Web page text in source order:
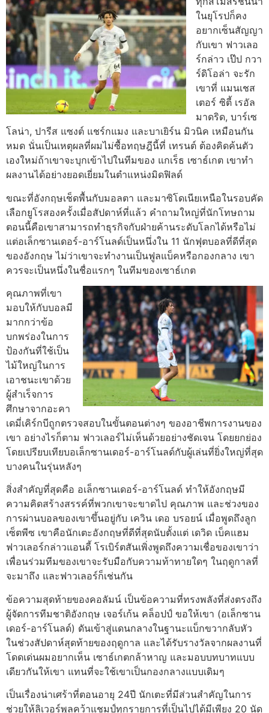
ในยุโรปก็คง
อยากเซ็นสัญญา
กับเขา ฟาวเลอ
ร์กล่าว เป๊ป กวา
ร์ดิโอล่า จะรัก
เขาที่ แมนเชส
เตอร์ ซิตี้ เรอัล
มาดริด, บาร์เซ
โลน่า, ปารีส แซงต์ แชร์กแมง และบาเยิร์น มิวนิค เหมือนกัน
หมด นั่นเป็นเหตุผลที่ผมไม่ซื้อทฤษฎีนี้ที่ เทรนต์ ต้องคิดค้นตัว
เองใหม่ถ้าเขาจะบุกเข้าไปในทีมของ แกเร็ธ เซาธ์เกต เขาทํา
ผลงานได้อย่างยอดเยี่ยมในตําแหน่งมิดฟิลด์
ขณะที่อังกฤษเช็ดพื้นกับมอลตา และมาซิโดเนียเหนือในรอบคัด
เลือกยูโรสองครั้งเมื่อสัปดาห์ที่แล้ว คําถามใหญ่ที่นักโทษถาม
ตอนนี้คือเขาสามารถทําธุรกิจกับฝ่ายค้านระดับโลกได้หรือไม่
แต่อเล็กซานเดอร์-อาร์โนลด์เป็นหนึ่งใน 11 นักฟุตบอลที่ดีที่สุด
ของอังกฤษ ไม่ว่าเขาจะทํางานเป็นฟูลแบ็คหรือกองกลาง เขา
ควรจะเป็นหนึ่งในชื่อแรกๆ ในทีมของเซาธ์เกต
คุณภาพที่เขา
มอบให้กับบอลมี
มากกว่าข้อ
บกพร่องในการ
ป้องกันที่ใช้เป็น
ไม้ใหญ่ในการ
เอาชนะเขาด้วย
ผู้สําเร็จการ
ศึกษาจากอะคา
เดมี่เคิร์กบีถูกตรวจสอบในขั้นตอนต่างๆ ของอาชีพการงานของ
เขา อย่างไรก็ตาม ฟาวเลอร์ไม่เห็นด้วยอย่างชัดเจน โดยยกย่อง
โดยเปรียบเทียบอเล็กซานเดอร์-อาร์โนลด์กับผู้เล่นที่ยิ่งใหญ่ที่สุด
บางคนในรุ่นหลังๆ
สิ่งสําคัญที่สุดคือ อเล็กซานเดอร์-อาร์โนลด์ ทําให้อังกฤษมี
ความคิดสร้างสรรค์ที่พวกเขาจะขาดไป คุณภาพ และช่วงของ
การผ่านบอลของเขาขึ้นอยู่กับ เควิน เดอ บรอยน์ เมื่อพูดถึงลูก
เซ็ตพีซ เขาคือนักเตะอังกฤษที่ดีที่สุดนับตั้งแต่ เดวิด เบ็คแฮม
ฟาวเลอร์กล่าวแอนดี้ โรเบิร์ตสันเพิ่งพูดถึงความเชื่อของเขาว่า
เพื่อนร่วมทีมของเขาจะรับมือกับความท้าทายใดๆ ในฤดูกาลที่
จะมาถึง และฟาวเลอร์ก็เช่นกัน
ข้อความสุดท้ายของคอลัมน์ เป็นข้อความที่ทรงพลังที่ส่งตรงถึง
ผู้จัดการทีมชาติอังกฤษ เจอร์เก้น คล็อปป์ ขอให้เขา (อเล็กซาน
เดอร์-อาร์โนลด์) ดันเข้าสู่แดนกลางในฐานะแบ็กขวากลับหัว
ในช่วงสัปดาห์สุดท้ายของฤดูกาล และได้รับรางวัลจากผลงานที่
โดดเด่นผมอยากเห็น เซาธ์เกตกล้าหาญ และมอบบทบาทแบบ
เดียวกันให้เขา แทนที่จะใช้เขาเป็นกองกลางแบบเดิมๆ
เป็นเรื่องน่าเศร้าที่ตอนอายุ 24ปี นักเตะที่มีส่วนสําคัญในการ
ช่วยให้ลิเวอร์พูลคว้าแชมป์ทุกรายการที่เป็นไปได้มีเพียง 20 นัด